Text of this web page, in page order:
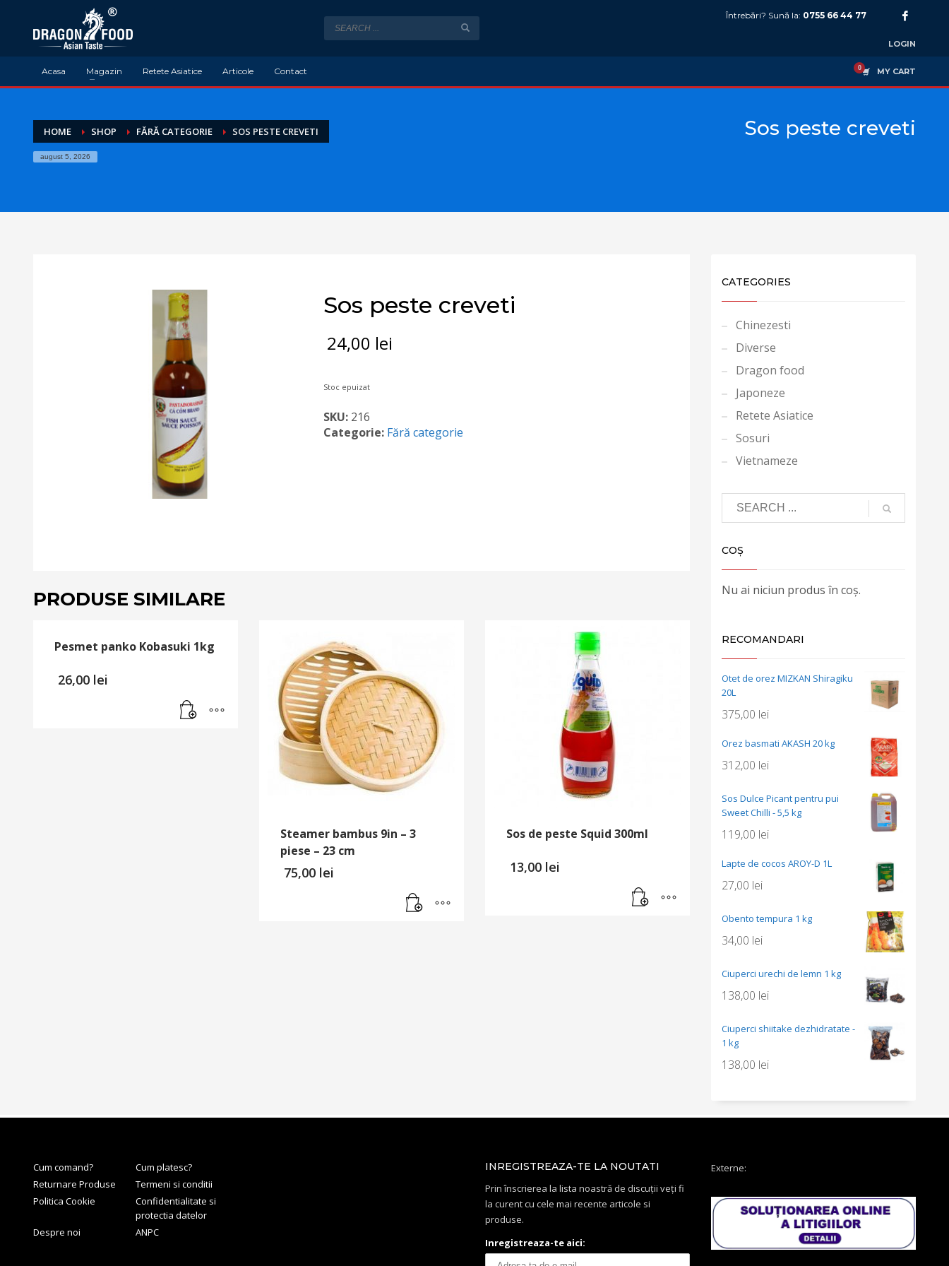
Întrebări? Sună la: 0755 66 44 77
LOGIN
Acasa Magazin Retete Asiatice Articole Contact MY CART
HOME SHOP FĂRĂ CATEGORIE SOS PESTE CREVETI
august 5, 2026
Sos peste creveti
Sos peste creveti
24,00 lei
Stoc epuizat
SKU: 216
Categorie: Fără categorie
PRODUSE SIMILARE
Pesmet panko Kobasuki 1kg
26,00 lei
Steamer bambus 9in – 3
piese – 23 cm
75,00 lei
Sos de peste Squid 300ml
13,00 lei
CATEGORIES
Chinezesti
Diverse
Dragon food
Japoneze
Retete Asiatice
Sosuri
Vietnameze
COȘ
Nu ai niciun produs în coș.
RECOMANDARI
Otet de orez MIZKAN Shiragiku
20L
375,00 lei
Orez basmati AKASH 20 kg
312,00 lei
Sos Dulce Picant pentru pui
Sweet Chilli - 5,5 kg
119,00 lei
Lapte de cocos AROY-D 1L
27,00 lei
Obento tempura 1 kg
34,00 lei
Ciuperci urechi de lemn 1 kg
138,00 lei
Ciuperci shiitake dezhidratate -
1 kg
138,00 lei
Cum comand?
Cum platesc?
Returnare Produse
Termeni si conditii
Politica Cookie
Confidentialitate si
protectia datelor
Despre noi
ANPC
INREGISTREAZA-TE LA NOUTATI
Prin înscrierea la lista noastră de discuții veți fi
la curent cu cele mai recente articole si
produse.
Inregistreaza-te aici:
Externe: